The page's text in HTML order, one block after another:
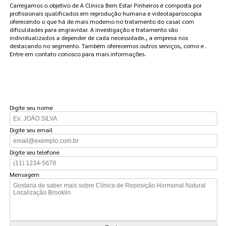
Carregamos o objetivo de A Clínica Bem Estar Pinheiros é composta por
profissionais qualificados em reprodução humana e videolaparoscopia
oferecendo o que há de mais moderno no tratamento do casal com
dificuldades para engravidar. A investigação e tratamento são
individualizados a depender de cada necessidade., a empresa nos
destacando no segmento. Também oferecemos outros serviços, como e .
Entre em contato conosco para mais informações.
Digite seu nome
Digite seu email
Digite seu telefone
Mensagem